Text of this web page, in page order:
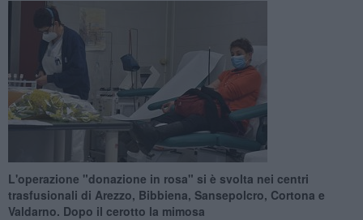
L'operazione "donazione in rosa" si è svolta nei centri
trasfusionali di Arezzo, Bibbiena, Sansepolcro, Cortona e
Valdarno. Dopo il cerotto la mimosa